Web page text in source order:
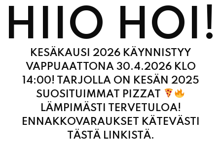
HIIO HOI!
KESÄKAUSI 2026 KÄYNNISTYY
VAPPUAATTONA 30.4.2026 KLO
14:00! TARJOLLA ON KESÄN 2025
SUOSITUIMMAT PIZZAT
LÄMPIMÄSTI TERVETULOA!
ENNAKKOVARAUKSET KÄTEVÄSTI
TÄSTÄ LINKISTÄ.